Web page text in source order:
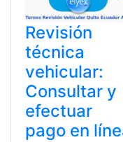
Revisión
técnica
vehicular:
Consultar y
efectuar
pago en